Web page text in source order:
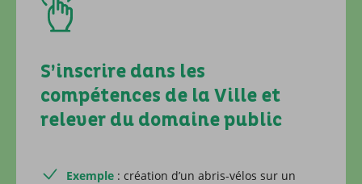
S’inscrire dans les
compétences de la Ville et
relever du domaine public
Exemple : création d’un abris-vélos sur un